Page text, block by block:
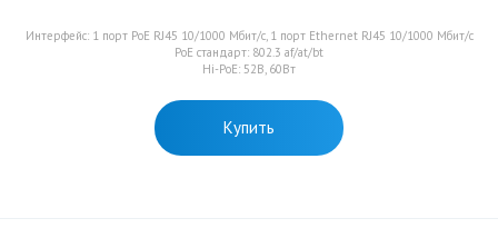
Интерфейс: 1 порт PoE RJ45 10/1000 Мбит/с, 1 порт Ethernet RJ45 10/1000 Мбит/с
PoE стандарт: 802.3 af/at/bt
Hi-PoE: 52В, 60Вт
Купить